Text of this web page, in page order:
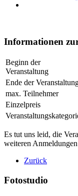
Informationen
Beginn der
Veranstaltung
Ende der
max. Teilnehmer
Einzelpreis
Es tut uns leid, die
weiteren
Zurück
Fotostudio